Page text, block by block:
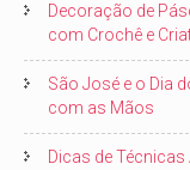
Decoração de
com Crochê e
São José e o Dia
com as Mãos
Dicas de